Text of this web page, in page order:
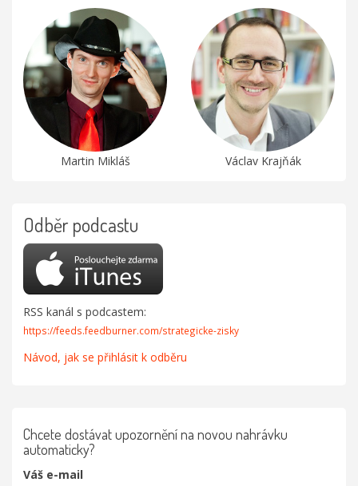
Martin Mikláš Václav Krajňák
Odběr podcastu
RSS kanál s podcastem:
https://feeds.feedburner.com/strategicke-zisky
Návod, jak se přihlásit k odběru
Chcete dostávat upozornění na novou nahrávku
automaticky?
Váš e-mail